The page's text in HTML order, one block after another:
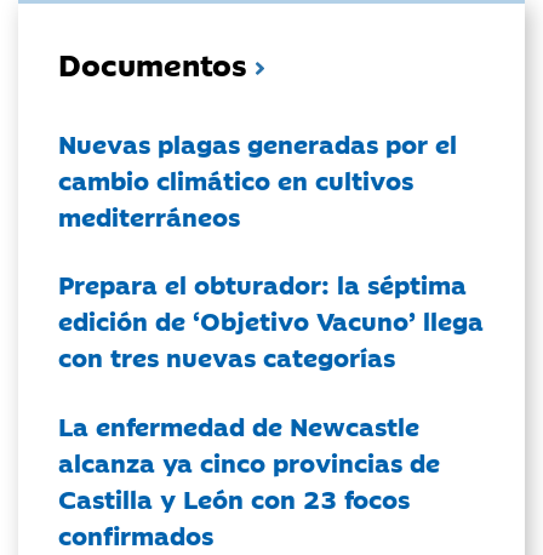
Documentos
Nuevas plagas generadas por el
cambio climático en cultivos
mediterráneos
Prepara el obturador: la séptima
edición de ‘Objetivo Vacuno’ llega
con tres nuevas categorías
La enfermedad de Newcastle
alcanza ya cinco provincias de
Castilla y León con 23 focos
confirmados